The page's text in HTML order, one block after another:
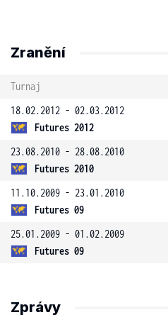
Zranění
Turnaj
18.02.2012 - 02.03.2012
Futures 2012
23.08.2010 - 28.08.2010
Futures 2010
11.10.2009 - 23.01.2010
Futures 09
25.01.2009 - 01.02.2009
Futures 09
Zprávy